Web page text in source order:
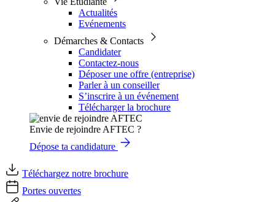
Actualités
Evénements
Démarches & Contacts
Candidater
Contactez-nous
Déposer une offre (entreprise)
Parler à un conseiller
S’inscrire à un événement
Télécharger la brochure
Envie de rejoindre AFTEC ?
Dépose ta candidature
Téléchargez notre brochure
Portes ouvertes